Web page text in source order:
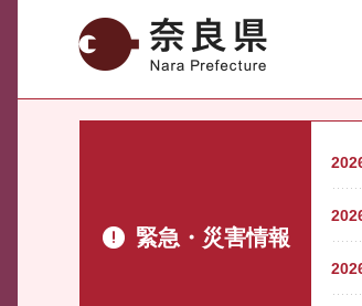
奈良県
緊急・災害情報